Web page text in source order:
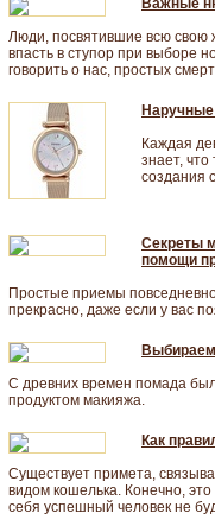
Важные
Люди, посвятившие всю свою
впасть в ступор при выборе
говорить о нас, простых
Каждая
знает,
создания
Секреты
помощи
Простые приемы
прекрасно, даже если у вас
С древних времен помада
продуктом макияжа.
Как
Существует примета,
видом кошелька. Конечно,
себя успешный человек не